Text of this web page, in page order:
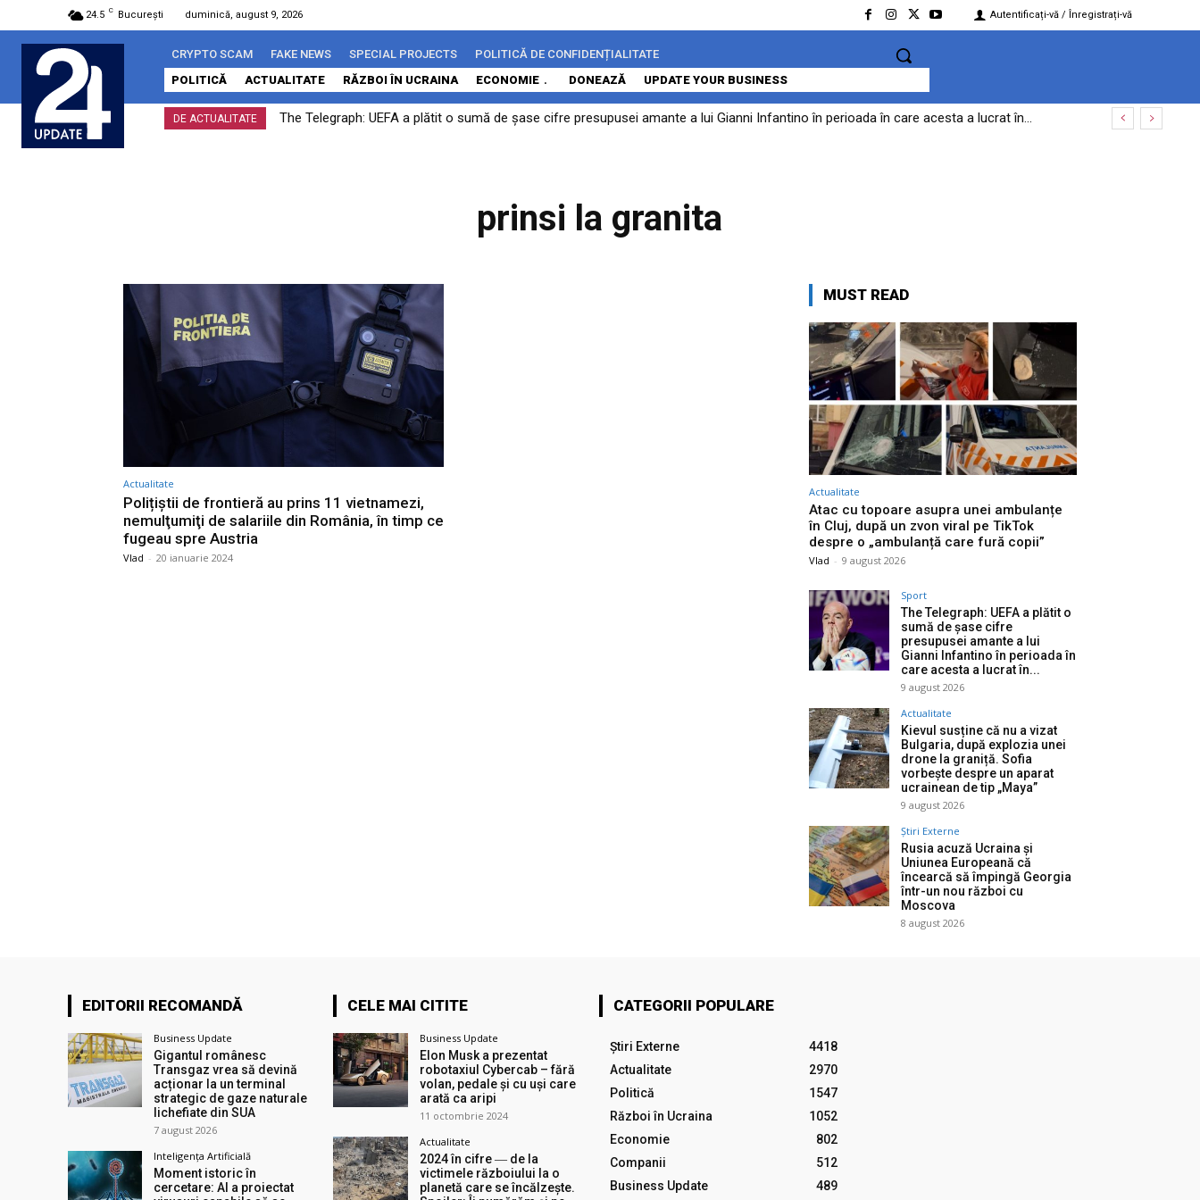
24.5 C București duminică, august 9, 2026 Autentificați-vă / Înregistrați-vă
CRYPTO SCAM FAKE NEWS SPECIAL PROJECTS
POLITICĂ DE CONFIDENȚIALITATE
POLITICĂ
ACTUALITATE RĂZBOI ÎN UCRAINA ECONOMIE DONEAZĂ UPDATE YOUR BUSINESS
DE ACTUALITATE The Telegraph: UEFA a plătit o sumă de șase cifre presupusei amante a lui Gianni Infantino în perioada în care acesta a lucrat în...
prinsi la granita
Actualitate
Polițiștii de frontieră au prins 11 vietnamezi,
nemulţumiţi de salariile din România, în timp ce
fugeau spre Austria
Vlad - 20 ianuarie 2024
MUST READ
Actualitate
Atac cu topoare asupra unei ambulanțe
în Cluj, după un zvon viral pe TikTok
despre o „ambulanță care fură copii”
Vlad - 9 august 2026
Sport
The Telegraph: UEFA a plătit o
sumă de șase cifre
presupusei amante a lui
Gianni Infantino în perioada în
care acesta a lucrat în...
9 august 2026
Actualitate
Kievul susține că nu a vizat
Bulgaria, după explozia unei
drone la graniță. Sofia
vorbește despre un aparat
ucrainean de tip „Maya”
9 august 2026
Știri Externe
Rusia acuză Ucraina și
Uniunea Europeană că
încearcă să împingă Georgia
într-un nou război cu
Moscova
8 august 2026
EDITORII RECOMANDĂ
Business Update
Gigantul românesc
Transgaz vrea să devină
acționar la un terminal
strategic de gaze naturale
lichefiate din SUA
7 august 2026
Inteligența Artificială
Moment istoric în
cercetare: AI a proiectat
CELE MAI CITITE
Business Update
Elon Musk a prezentat
robotaxiul Cyberсab – fără
volan, pedale și cu uși care
arată ca aripi
11 octombrie 2024
Actualitate
2024 în cifre ― de la
victimele războiului la o
planetă care se încălzește.
CATEGORII POPULARE
Știri Externe
4418
Actualitate
2970
Politică
1547
Război în Ucraina
1052
Economie
802
Companii
512
Business Update
489